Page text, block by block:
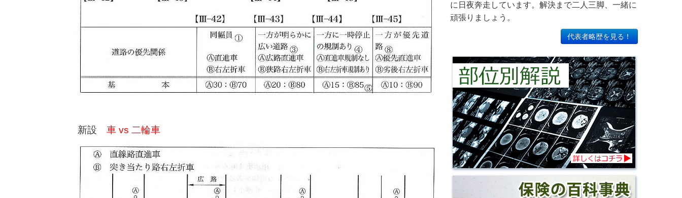
新設 車 vs 二輪車
に日夜奔走しています。解決まで二人三脚、一緒に
頑張りましょう。
代表者略歴を見る！